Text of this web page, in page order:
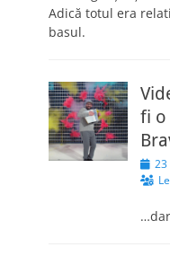
Adică totul era
basul.
fi o
on
23